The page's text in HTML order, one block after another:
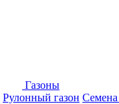
Газоны
Рулонный газон Семена